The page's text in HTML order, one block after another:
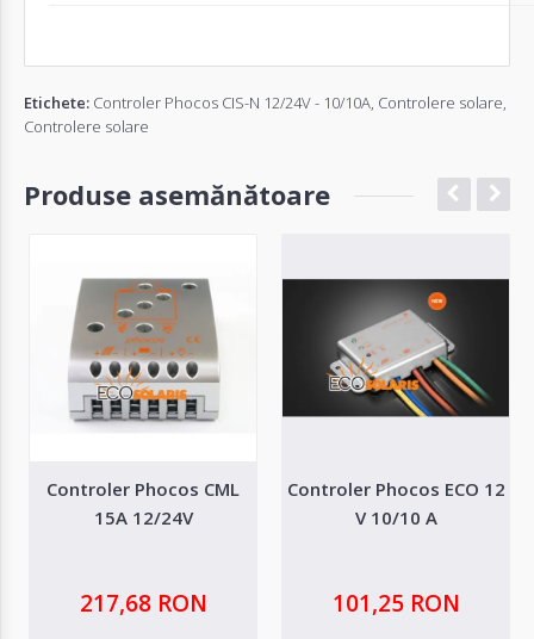
Etichete: Controler Phocos CIS-N 12/24V - 10/10A Controlere solare
Controlere solare
Produse asemănătoare
Controler Phocos CML
15A 12/24V
217,68 RON
Controler Phocos ECO 12
V 10/10 A
101,25 RON